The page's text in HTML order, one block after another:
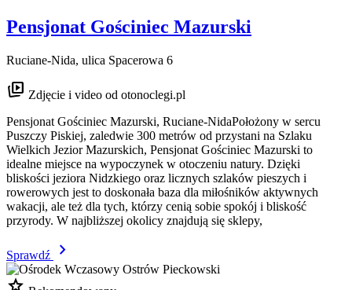
Pensjonat Gościniec Mazurski
Ruciane-Nida, ulica Spacerowa 6
animated_images Zdjęcie i video od otonoclegi.pl
Pensjonat Gościniec Mazurski, Ruciane-NidaPołożony w sercu
Puszczy Piskiej, zaledwie 300 metrów od przystani na Szlaku
Wielkich Jezior Mazurskich, Pensjonat Gościniec Mazurski to
idealne miejsce na wypoczynek w otoczeniu natury. Dzięki
bliskości jeziora Nidzkiego oraz licznych szlaków pieszych i
rowerowych jest to doskonała baza dla miłośników aktywnych
wakacji, ale też dla tych, którzy cenią sobie spokój i bliskość
przyrody. W najbliższej okolicy znajdują się sklepy,
Sprawdź
chevron_right